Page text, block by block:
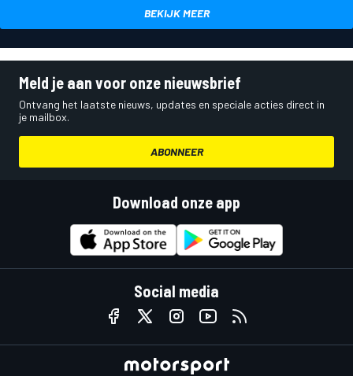
BEKIJK MEER
Meld je aan voor onze nieuwsbrief
Ontvang het laatste nieuws, updates en speciale acties direct in
je mailbox.
ABONNEER
Download onze app
Social media